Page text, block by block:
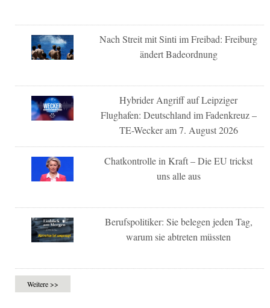
Nach Streit mit Sinti im Freibad: Freiburg
ändert Badeordnung
Hybrider Angriff auf Leipziger
Flughafen: Deutschland im Fadenkreuz –
TE-Wecker am 7. August 2026
Chatkontrolle in Kraft – Die EU trickst
uns alle aus
Berufspolitiker: Sie belegen jeden Tag,
warum sie abtreten müssten
Weitere >>